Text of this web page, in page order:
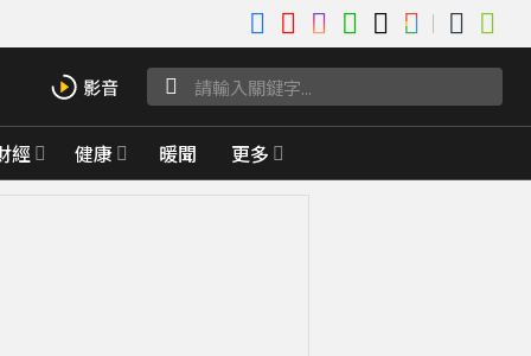
經 健康 暖聞 更多